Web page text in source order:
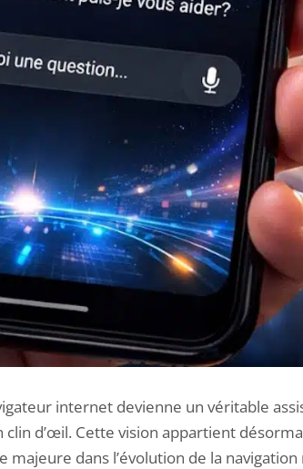
internet devienne un véritable
d’œil. Cette vision appartient
majeure dans l’évolution de la